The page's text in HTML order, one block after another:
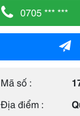
0705 *** ***
Mã số :
Địa điểm :